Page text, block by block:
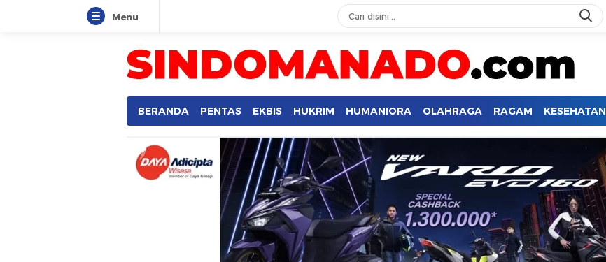
Menu
BERANDA PENTAS EKBIS HUKRIM HUMANIORA OLAHRAGA RAGAM KESEHATAN